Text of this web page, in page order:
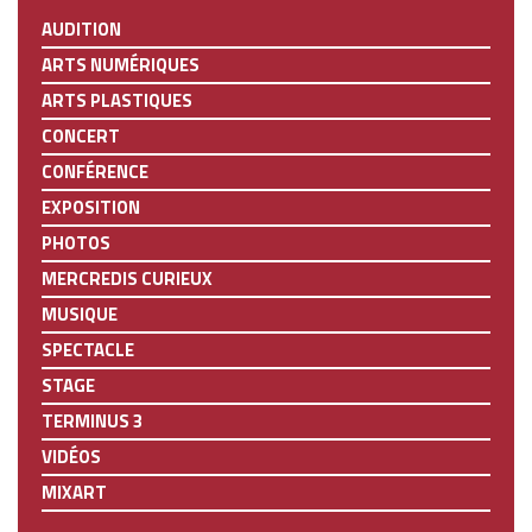
AUDITION
ARTS NUMÉRIQUES
ARTS PLASTIQUES
CONCERT
CONFÉRENCE
EXPOSITION
PHOTOS
MERCREDIS CURIEUX
MUSIQUE
SPECTACLE
STAGE
TERMINUS 3
VIDÉOS
MIXART